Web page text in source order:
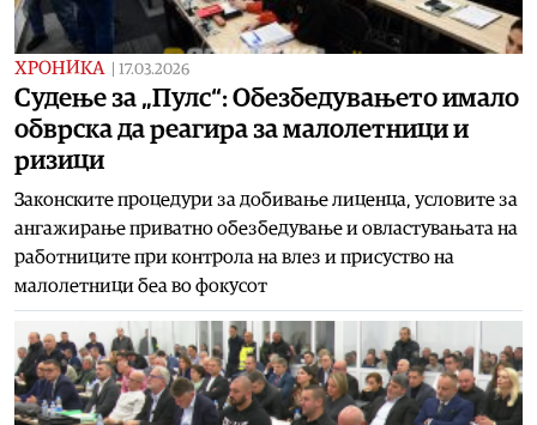
ХРОНИКА 17.03.2026
Судење за „Пулс“: Обезбедувањето имало
обврска да реагира за малолетници и
ризици
Законските процедури за добивање лиценца, условите за
ангажирање приватно обезбедување и овластувањата на
работниците при контрола на влез и присуство на
малолетници беа во фокусот